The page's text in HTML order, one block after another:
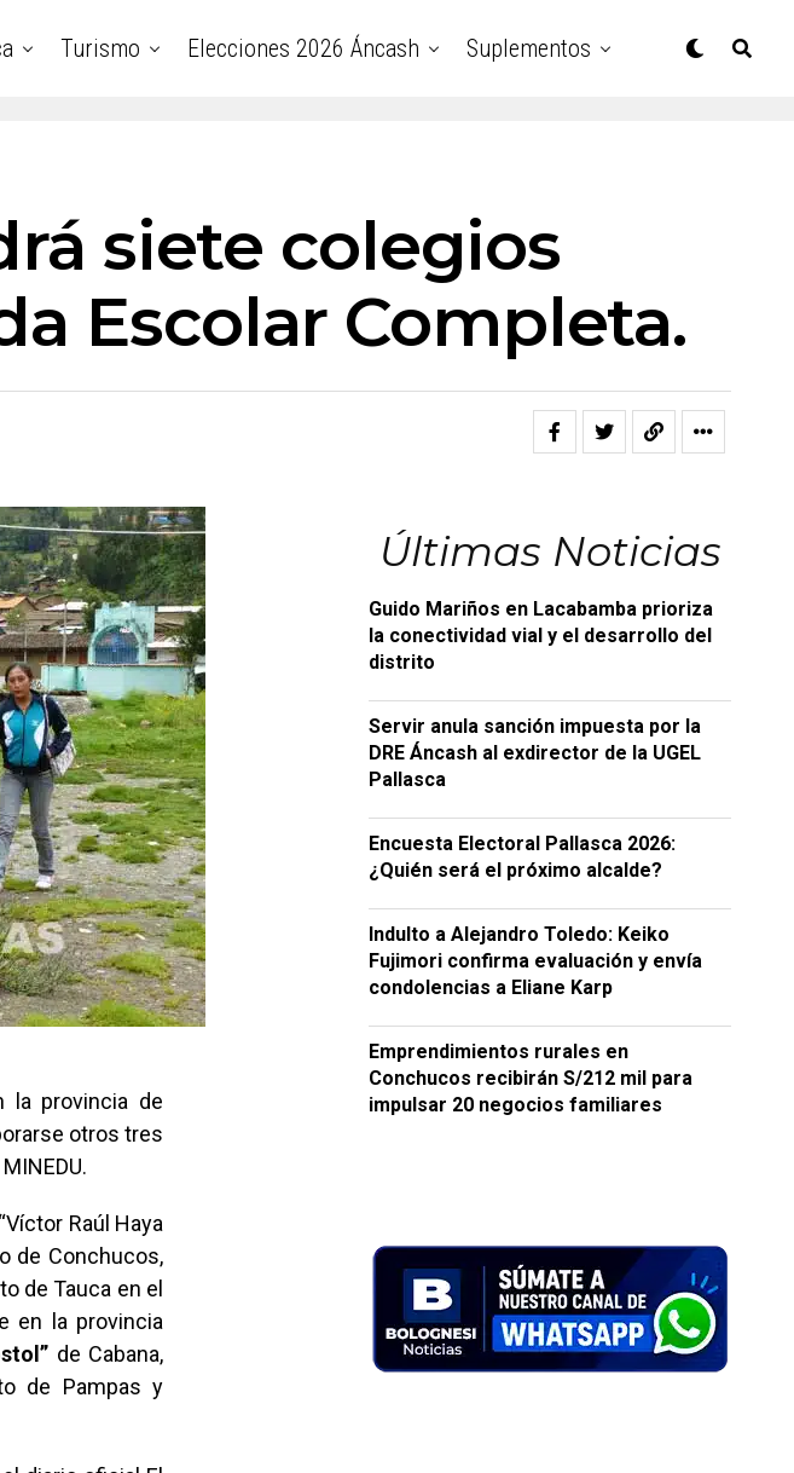
Turismo Elecciones 2026 Áncash Suplementos
siete colegios
Escolar Completa.
la provincia de
otros tres
Raúl Haya
de Conchucos,
de Tauca en el
en la provincia
de Cabana,
de Pampas y
Últimas Noticias
Guido Mariños en Lacabamba prioriza
la conectividad vial y el desarrollo del
distrito
Servir anula sanción impuesta por la
DRE Áncash al exdirector de la UGEL
Pallasca
Encuesta Electoral Pallasca 2026:
¿Quién será el próximo alcalde?
Indulto a Alejandro Toledo: Keiko
Fujimori confirma evaluación y envía
condolencias a Eliane Karp
Emprendimientos rurales en
Conchucos recibirán S/212 mil para
impulsar 20 negocios familiares